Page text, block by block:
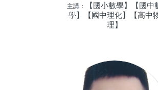
主講：
【國小數學】【國中
學】【國中理化】【高中
理】